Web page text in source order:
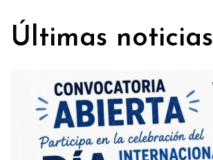
Últimas noticias